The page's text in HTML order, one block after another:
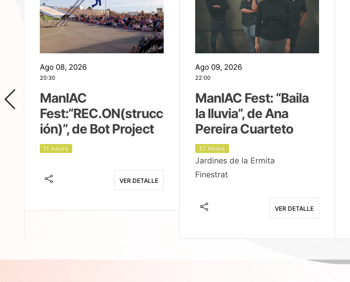
Ago 08, 2026
20:30
ManIAC
Fest:“REC.ON(strucc
ión)”, de Bot Project
11 hours
VER DETALLE
Ago 09, 2026
22:00
ManIAC Fest: “Baila
la lluvia”, de Ana
Pereira Cuarteto
37 hours
Jardines de la Ermita
Finestrat
VER DETALLE